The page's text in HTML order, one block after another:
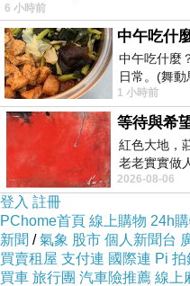
6 小時前
中午吃什麼
日常。(舞
當？麵？還
1 小時前
等待與希
紅色大地，
老老實實做
向裂隙的亮
2026-08-06
登入 註冊
PChome首頁 線上購物 24h
新聞 /氣象 股市 個人新聞台
買賣租屋 支付連 國際連 Pi 拍
買車 旅行團 汽車險推薦 線上